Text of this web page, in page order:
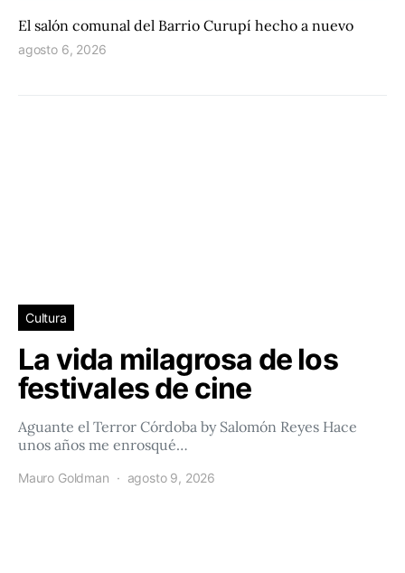
El salón comunal del Barrio Curupí hecho a nuevo
agosto 6, 2026
Cultura
La vida milagrosa de los
festivales de cine
Aguante el Terror Córdoba by Salomón Reyes Hace
unos años me enrosqué…
Mauro Goldman agosto 9, 2026